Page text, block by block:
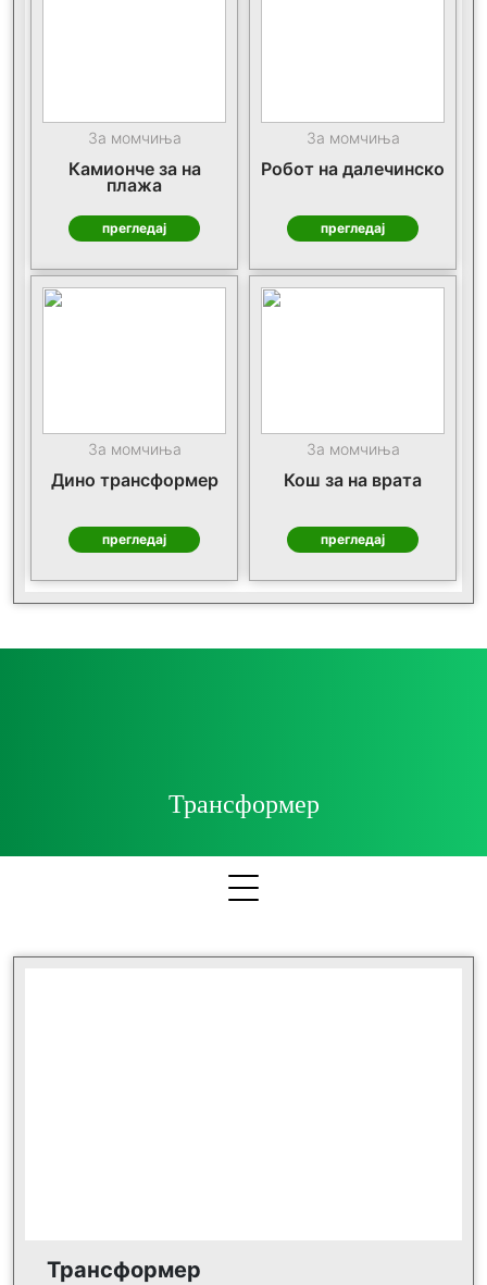
За момчиња
Камионче за на
плажа
прегледај
За момчиња
Робот на далечинско
прегледај
За момчиња
Дино трансформер
прегледај
За момчиња
Кош за на врата
прегледај
Трансформер
Трансформер